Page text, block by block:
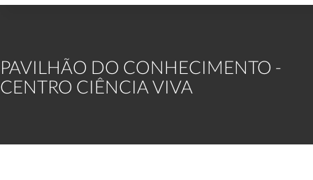
PAVILHÃO DO CONHECIMENTO -
CENTRO CIÊNCIA VIVA